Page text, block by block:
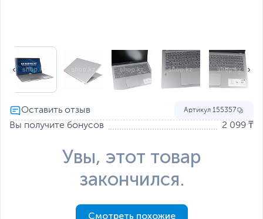
Артикул 155357
Вы получите бонусов 2 099 ₸
Увы, этот товар
закончился.
Смотреть похожие